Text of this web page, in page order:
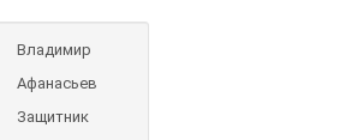
Владимир
Афанасьев
Защитник